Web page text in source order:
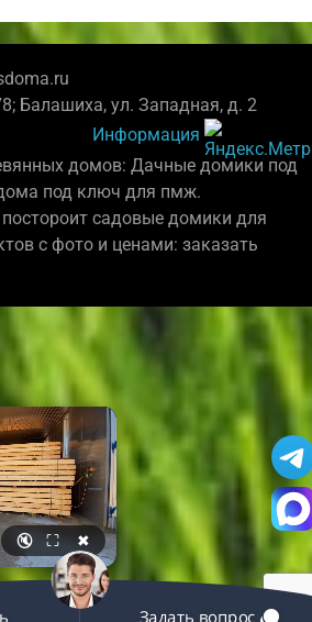
Балашиха, ул. Западная, д. 2
Информация
домов: Дачные домики под
под ключ для пмж.
садовые домики для
с фото и ценами: заказать
🔇 ⛶ ✖
Задать вопрос